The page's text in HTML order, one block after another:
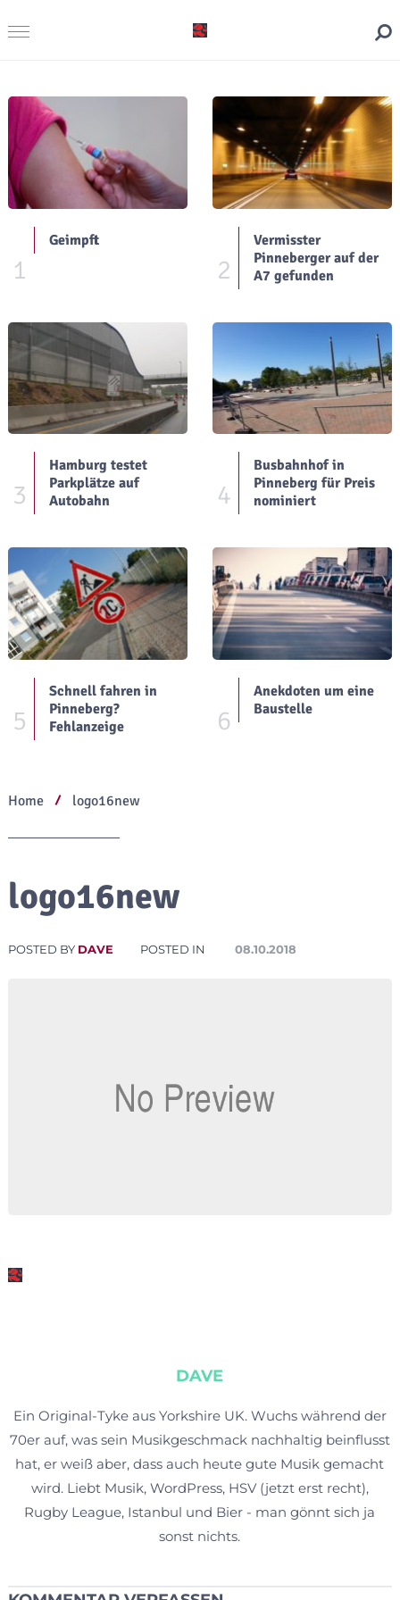
1
Geimpft
2
Vermisster
Pinneberger auf der
A7 gefunden
3
Hamburg testet
Parkplätze auf
Autobahn
4
Busbahnhof in
Pinneberg für Preis
nominiert
5
Schnell fahren in
Pinneberg?
Fehlanzeige
6
Anekdoten um eine
Baustelle
Home logo16new
logo16new
POSTED BY DAVE POSTED IN 08.10.2018
DAVE
Ein Original-Tyke aus Yorkshire UK. Wuchs während der
70er auf, was sein Musikgeschmack nachhaltig beinflusst
hat, er weiß aber, dass auch heute gute Musik gemacht
wird. Liebt Musik, WordPress, HSV (jetzt erst recht),
Rugby League, Istanbul und Bier - man gönnt sich ja
sonst nichts.